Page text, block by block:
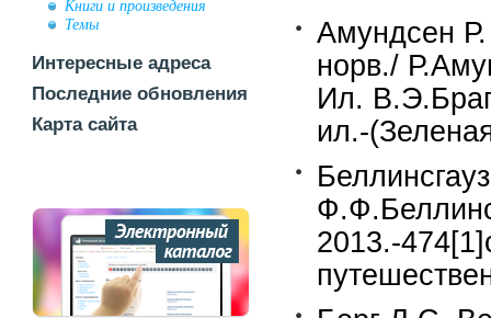
Книги и произведения
Темы
Интересные адреса
Последние обновления
Карта сайта
Амундсен
норв./
Ил.
ил.-
2013.-